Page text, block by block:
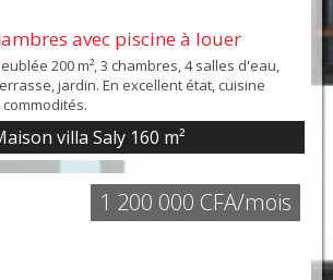
avec piscine à louer
200 m², 3 chambres, 4 salles d'eau,
jardin. En excellent état, cuisine
villa Saly 160 m²
1 200 000 CFA/mois